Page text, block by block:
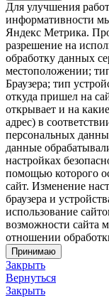
Для улучшения
информативности
Яндекс Метрика.
разрешение на
обработку данных
местоположении;
Браузера; тип
откуда пришел на
открывает и на
адрес) в
персональных
данные
настройках
помощью которого
сайт. Изменение
браузера и
использование
возможности сайта
отношении
Принимаю
Закрыть
Вернуться
Закрыть